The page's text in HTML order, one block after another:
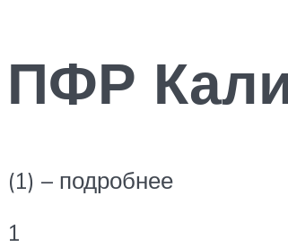
ПФР
(1) – подробнее
1